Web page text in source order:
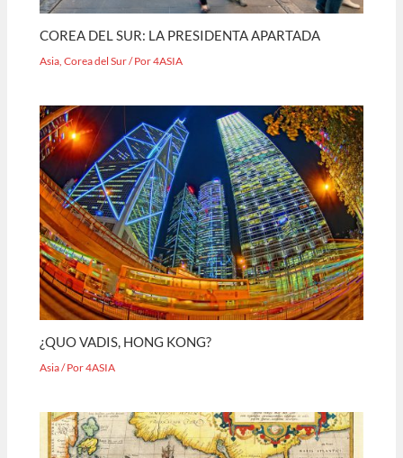
COREA DEL SUR: LA PRESIDENTA APARTADA
Asia,Corea del Sur/ Por4ASIA
¿QUO VADIS, HONG KONG?
Asia/ Por4ASIA